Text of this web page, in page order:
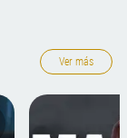
Ver más